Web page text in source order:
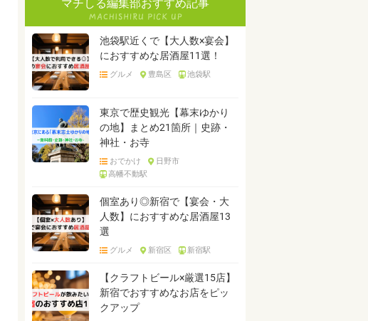
マチしる編集部おすすめ記事
池袋駅近くで【大人数×宴会】
におすすめな居酒屋11選！
グルメ 豊島区 池袋駅
東京で歴史観光【幕末ゆかり
の地】まとめ21箇所｜史跡・
神社・お寺
おでかけ
日野市
高幡不動駅
個室あり◎新宿で【宴会・大
人数】におすすめな居酒屋13
選
グルメ 新宿区 新宿駅
【クラフトビール×厳選15店】
新宿でおすすめなお店をピッ
クアップ